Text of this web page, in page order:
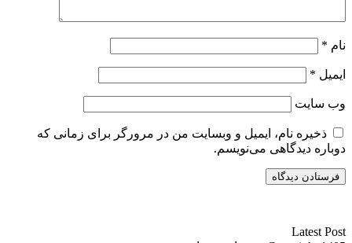
نام *
ایمیل *
وب‌ سایت
ذخیره نام، ایمیل و وبسایت من در مرورگر برای زمانی که
دوباره دیدگاهی می‌نویسم.
Latest Post